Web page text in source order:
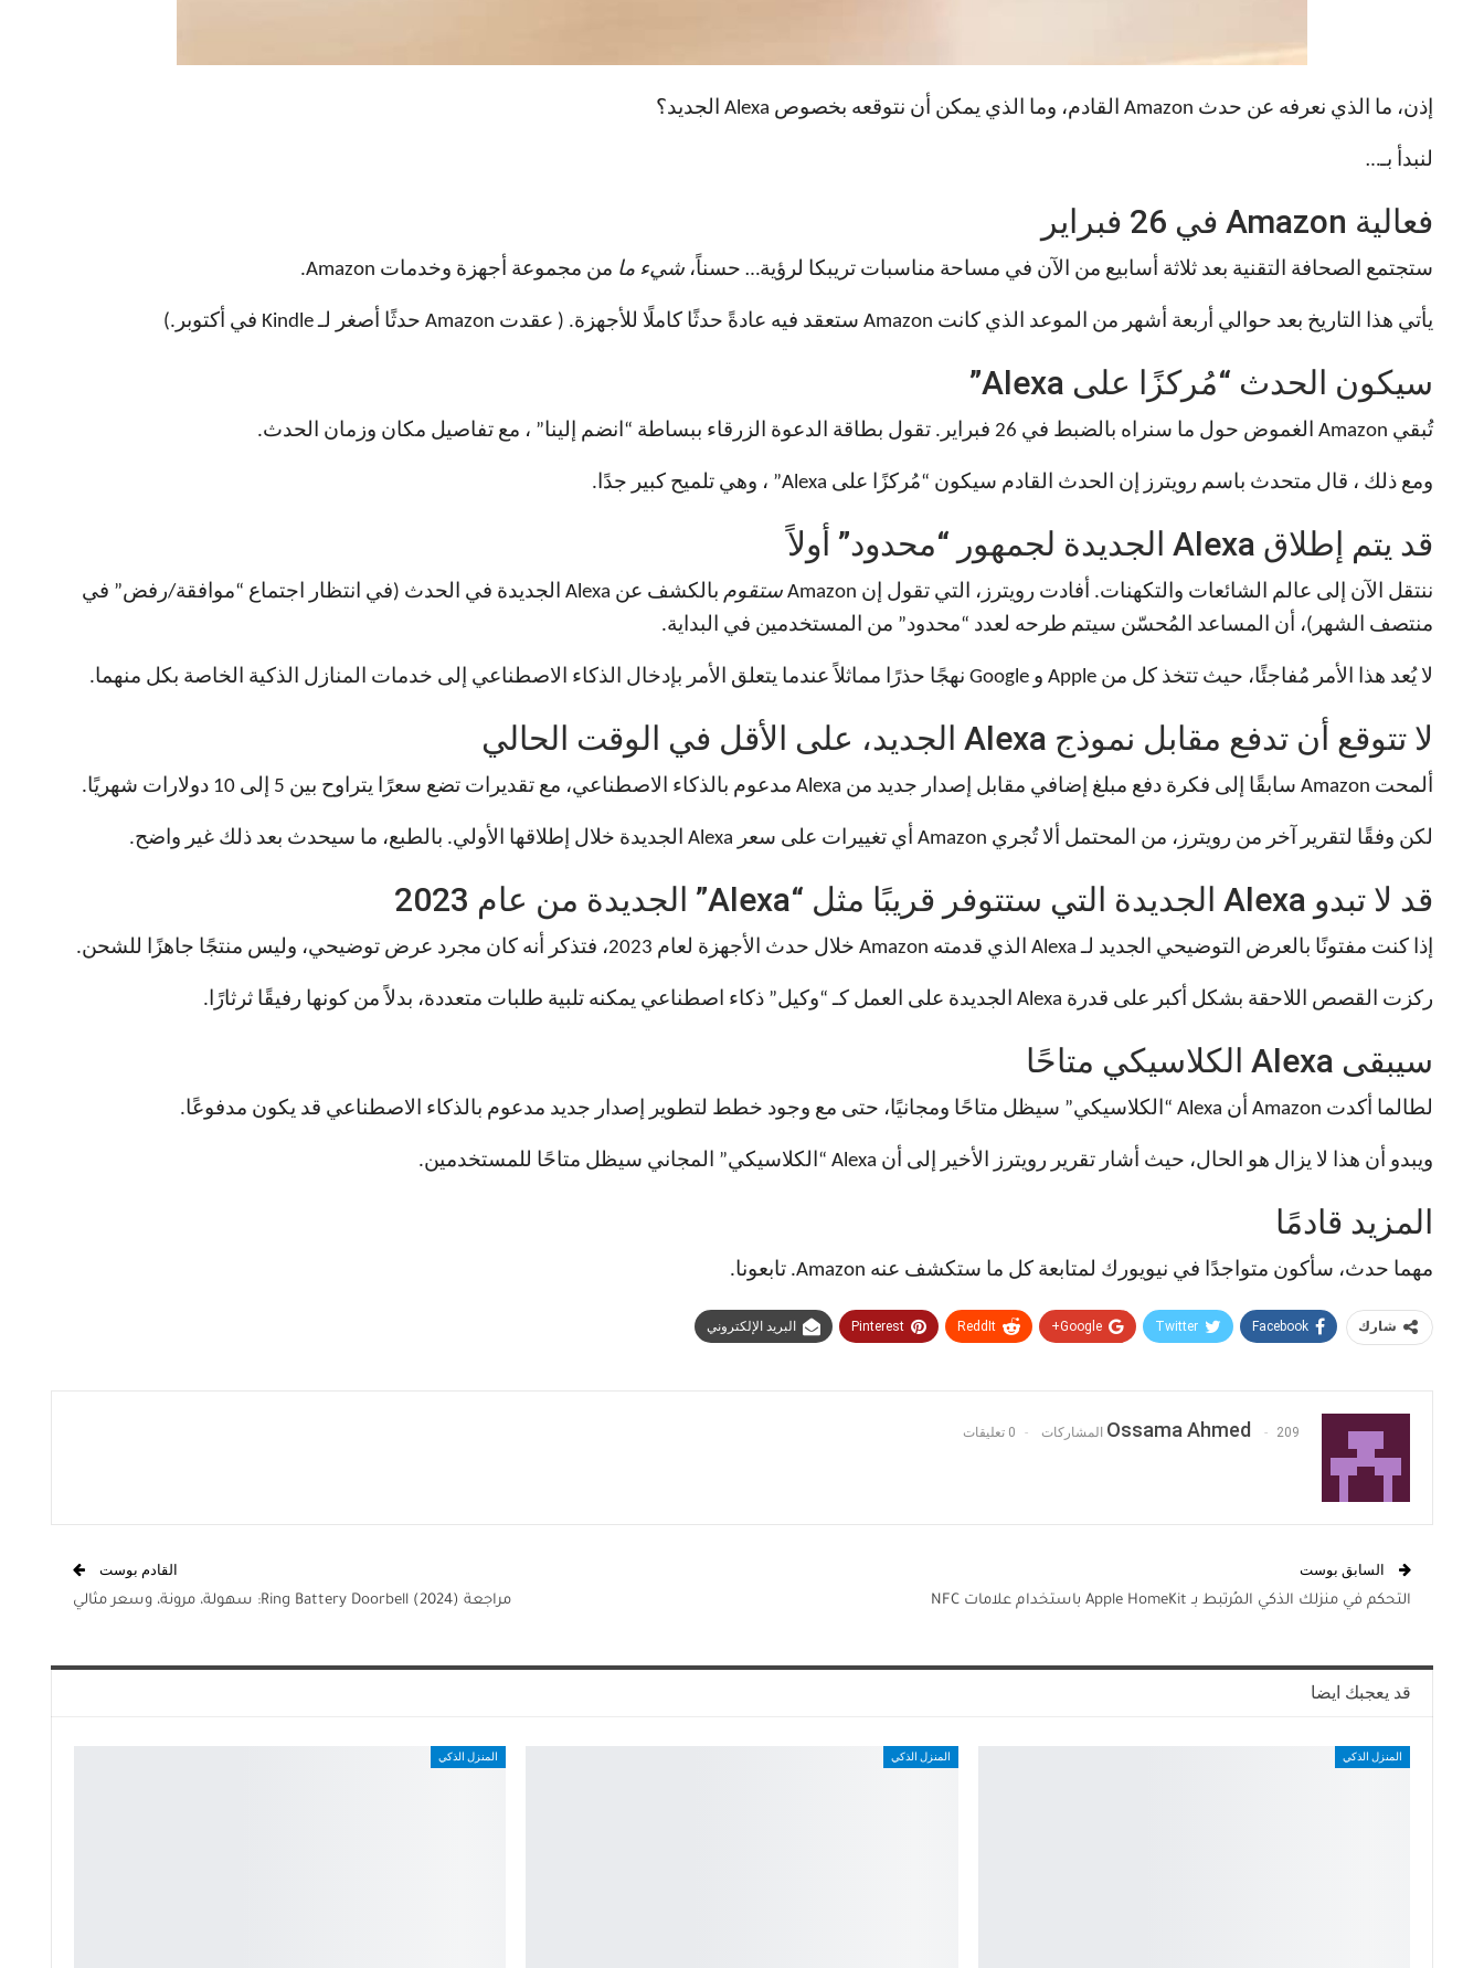
إذن، ما الذي نعرفه عن حدث Amazon القادم، وما الذي يمكن أن نتوقعه بخصوص Alexa الجديد؟
لنبدأ بـ…
فعالية Amazon في 26 فبراير
ستجتمع الصحافة التقنية بعد ثلاثة أسابيع من الآن في مساحة مناسبات تريبكا لرؤية… حسناً، شيء ما من مجموعة أجهزة وخدمات Amazon.
يأتي هذا التاريخ بعد حوالي أربعة أشهر من الموعد الذي كانت Amazon ستعقد فيه عادةً حدثًا كاملًا للأجهزة. ( عقدت Amazon حدثًا أصغر لـ Kindle في أكتوبر.)
سيكون الحدث “مُركزًا على Alexa”
تُبقي Amazon الغموض حول ما سنراه بالضبط في 26 فبراير. تقول بطاقة الدعوة الزرقاء ببساطة “انضم إلينا” ، مع تفاصيل مكان وزمان الحدث.
ومع ذلك ، قال متحدث باسم رويترز إن الحدث القادم سيكون “مُركزًا على Alexa” ، وهي تلميح كبير جدًا.
قد يتم إطلاق Alexa الجديدة لجمهور “محدود” أولاً
ننتقل الآن إلى عالم الشائعات والتكهنات. أفادت رويترز، التي تقول إن Amazon ستقوم
بالكشف عن Alexa الجديدة في الحدث (في انتظار اجتماع “موافقة/رفض” في
منتصف الشهر)، أن المساعد المُحسّن سيتم طرحه لعدد “محدود” من المستخدمين في البداية.
لا يُعد هذا الأمر مُفاجئًا، حيث تتخذ كل من Apple و Google نهجًا حذرًا مماثلاً عندما يتعلق الأمر بإدخال الذكاء الاصطناعي إلى خدمات المنازل الذكية الخاصة بكل منهما.
لا تتوقع أن تدفع مقابل نموذج Alexa الجديد، على الأقل في الوقت الحالي
ألمحت Amazon سابقًا إلى فكرة دفع مبلغ إضافي مقابل إصدار جديد من Alexa مدعوم بالذكاء الاصطناعي، مع تقديرات تضع سعرًا يتراوح بين 5 إلى 10 دولارات شهريًا.
لكن وفقًا لتقرير آخر من رويترز، من المحتمل ألا تُجري Amazon أي تغييرات على سعر Alexa الجديدة خلال إطلاقها الأولي. بالطبع، ما سيحدث بعد ذلك غير واضح.
قد لا تبدو Alexa الجديدة التي ستتوفر قريبًا مثل “Alexa” الجديدة من عام 2023
إذا كنت مفتونًا بالعرض التوضيحي الجديد لـ Alexa الذي قدمته Amazon خلال حدث الأجهزة لعام 2023، فتذكر أنه كان مجرد عرض توضيحي، وليس منتجًا جاهزًا للشحن.
ركزت القصص اللاحقة بشكل أكبر على قدرة Alexa الجديدة على العمل كـ “وكيل” ذكاء اصطناعي يمكنه تلبية طلبات متعددة، بدلاً من كونها رفيقًا ثرثارًا.
سيبقى Alexa الكلاسيكي متاحًا
لطالما أكدت Amazon أن Alexa “الكلاسيكي” سيظل متاحًا ومجانيًا، حتى مع وجود خطط لتطوير إصدار جديد مدعوم بالذكاء الاصطناعي قد يكون مدفوعًا.
ويبدو أن هذا لا يزال هو الحال، حيث أشار تقرير رويترز الأخير إلى أن Alexa “الكلاسيكي” المجاني سيظل متاحًا للمستخدمين.
المزيد قادمًا
مهما حدث، سأكون متواجدًا في نيويورك لمتابعة كل ما ستكشف عنه Amazon. تابعونا.
شارك Facebook
Twitter
Google+
ReddIt
Pinterest البريد الإلكتروني
Ossama Ahmed 209 المشاركات 0 تعليقات
السابق بوست
التحكم في منزلك الذكي المُرتبط بـ Apple HomeKit باستخدام علامات NFC
القادم بوست
مراجعة Ring Battery Doorbell (2024): سهولة، مرونة، وسعر مثالي
قد يعجبك ايضا
المنزل الذكي المنزل الذكي المنزل الذكي